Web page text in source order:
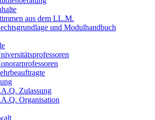
aus dem LL.M.
und Modulhandbuch
Zulassung
Organisation